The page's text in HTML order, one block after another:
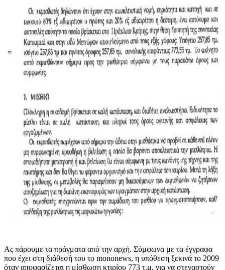
Ας πάρουμε τα πράγματα από την αρχή. Σύμφωνα με τα έγγραφα
που έχει στη διάθεσή του το mononews, η υπόθεση ξεκινά το 2009
όταν αποφασίζεται η μίσθωση κτιρίου 773 τ.μ. για να στεγαστούν